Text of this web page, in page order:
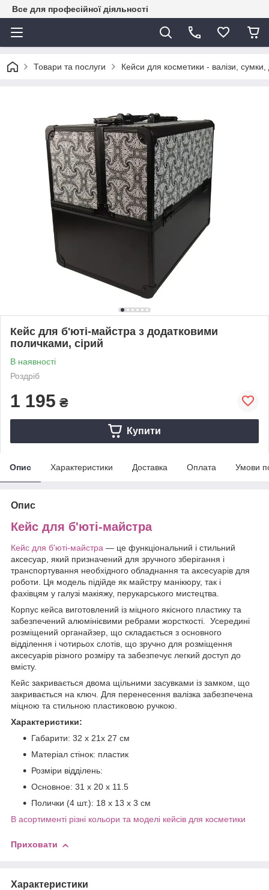
Все для професійної діяльності
Товари та послуги Кейси для косметики - валізи, сумки,
Кейс для б'юті-майстра з додатковими
поличками, сірий
В наявності
Роздріб
1 195 ₴
Купити
Опис Характеристики Доставка Оплата Умови
Опис
Кейс для б'юті-майстра
Кейс для б'юті-майстра — це функціональний і стильний
аксесуар, який призначений для зручного зберігання і
транспортування необхідного обладнання та аксесуарів для
роботи. Ця модель підійде як майстру манікюру, так і
фахівцям у галузі макіяжу, перукарського мистецтва.
Корпус кейса виготовлений із міцного якісного пластику та
забезпечений алюмінієвими ребрами жорсткості. Усередині
розміщений органайзер, що складається з основного
відділення і чотирьох слотів, що зручно для розміщення
аксесуарів різного розміру та забезпечує легкий доступ до
вмісту.
Кейс закривається двома щільними засувками із замком, що
закривається на ключ. Для перенесення валізка забезпечена
міцною та стильною пластиковою ручкою.
Характеристики:
Габарити: 32 х 21х 27 см
Матеріал стінок: пластик
Розміри відділень:
Основное: 31 х 20 х 11.5
Полички (4 шт.): 18 х 13 х 3 см
В асортименті різні кольори та моделі кейсів для косметики
Приховати
Характеристики